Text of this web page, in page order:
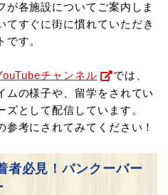
各施設についてご案内しま
てすぐに街に慣れていただき
す。
チャンネル
では、
ムの様子や、留学をされてい
として配信しています。
考にされてみてください！
者必見！バンクーバー